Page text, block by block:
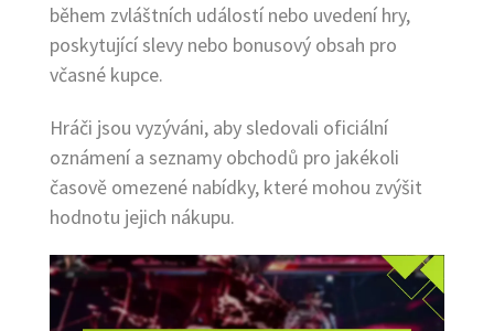
během zvláštních událostí nebo uvedení hry,
poskytující slevy nebo bonusový obsah pro
včasné kupce.
Hráči jsou vyzýváni, aby sledovali oficiální
oznámení a seznamy obchodů pro jakékoli
časově omezené nabídky, které mohou zvýšit
hodnotu jejich nákupu.